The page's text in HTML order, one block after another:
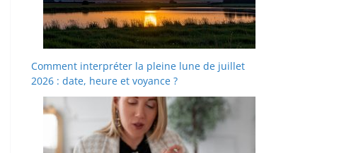
Comment interpréter la pleine lune de juillet
2026 : date, heure et voyance ?